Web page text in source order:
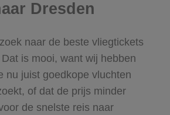
Dresden
naar de beste vliegtickets
is mooi, want wij hebben
nu juist goedkope vluchten
of dat de prijs minder
de snelste reis naar